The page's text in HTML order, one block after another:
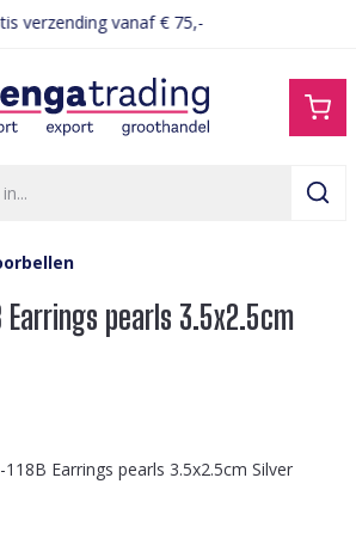
verzending vanaf € 75,-
Earrings pearls 3.5x2.5cm